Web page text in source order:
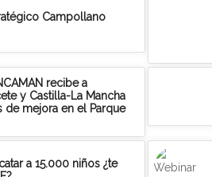
Campollano
recibe a
y Castilla-La Mancha
de mejora en el Parque
a 15.000 niños ¿te